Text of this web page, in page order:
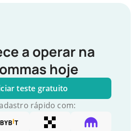
a operar na
hoje
teste gratuito
rápido com: